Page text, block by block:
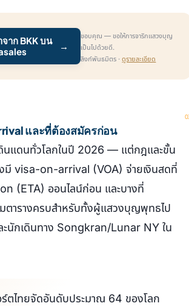
าก BKK บน
→
ขอบคุณ — ขอให้การจาริกแสวงบุญ
เป็นไปด้วยดี.
ลิงก์พันธมิตร ·ดูรายละเอียด
และที่ต้องสมัครก่อน
ดินแดนทั่วโลกในปี 2026 — แต่กฎและขั้น
visa-on-arrival (VOA) จ่ายเงินสดที่
(ETA) ออนไลน์ก่อน และบางที่
ารางครบสำหรับทั้งผู้แสวงบุญพุทธไป
กเดินทาง Songkran/Lunar NY ใน
ตไทยจัดอันดับประมาณ 64 ของโลก